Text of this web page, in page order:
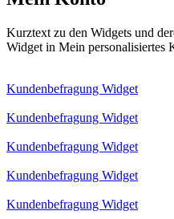
Kurztext zu den Widgets und
Widget in Mein personalisiertes
Kundenbefragung Widget
Kundenbefragung Widget
Kundenbefragung Widget
Kundenbefragung Widget
Kundenbefragung Widget